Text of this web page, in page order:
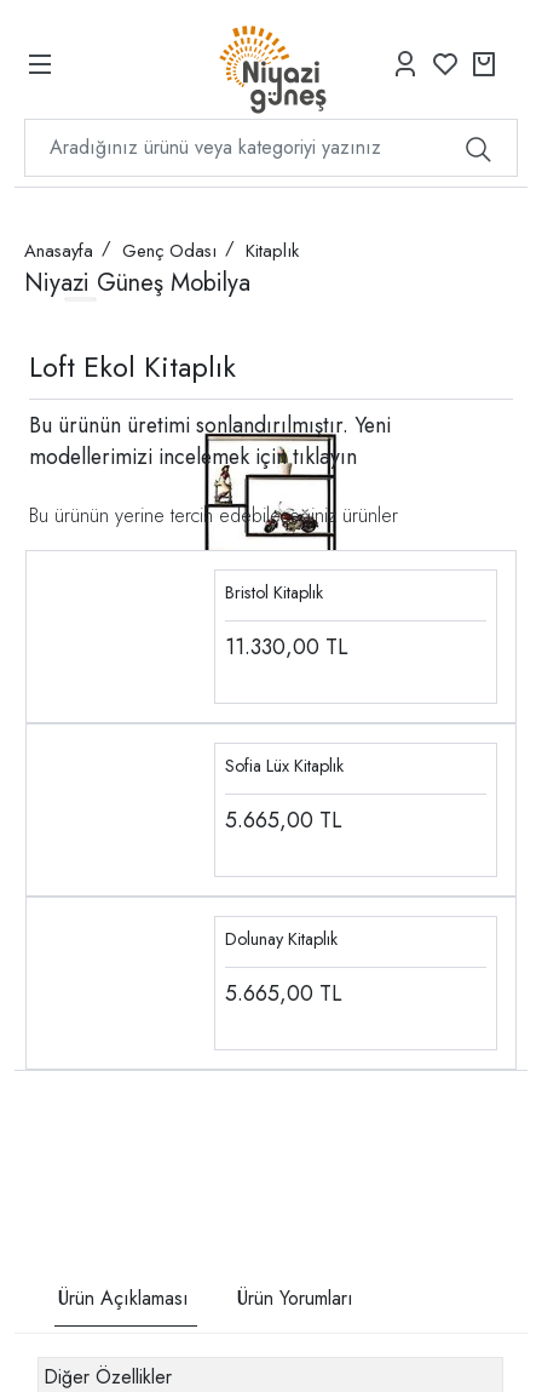
Anasayfa Genç Odası Kitaplık
Niyazi Güneş Mobilya
Loft Ekol Kitaplık
Bu ürünün üretimi sonlandırılmıştır. Yeni
modellerimizi incelemek içintıklayın
Bu ürünün yerine tercih edebileceğiniz ürünler
Bristol Kitaplık
11.330,00 TL
Sofia Lüx Kitaplık
5.665,00 TL
Dolunay Kitaplık
5.665,00 TL
Ürün Açıklaması Ürün Yorumları
Diğer Özellikler